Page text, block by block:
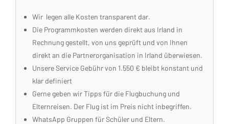
Wir legen alle Kosten transparent dar.
Die Programmkosten werden direkt aus Irland in
Rechnung gestellt, von uns geprüft und von Ihnen
direkt an die Partnerorganisation in Irland überwiesen.
Unsere Service Gebühr von 1.550 € bleibt konstant und
klar definiert
Gerne geben wir Tipps für die Flugbuchung und
Elternreisen. Der Flug ist im Preis nicht inbegriffen.
WhatsApp Gruppen für Schüler und Eltern.